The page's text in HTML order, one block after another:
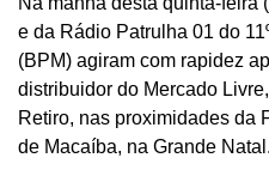
e da Rádio Patrulha 01 do
(BPM) agiram com rapidez
distribuidor do Mercado
Retiro, nas proximidades da
de Macaíba, na Grande Natal.